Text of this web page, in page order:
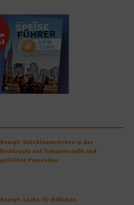
Rezept: Deichlammrücken in der
Brotkruste auf Tomatenconfit und
gefüllten Poveraden
Rezept: Lachs-Ei-Röllchen